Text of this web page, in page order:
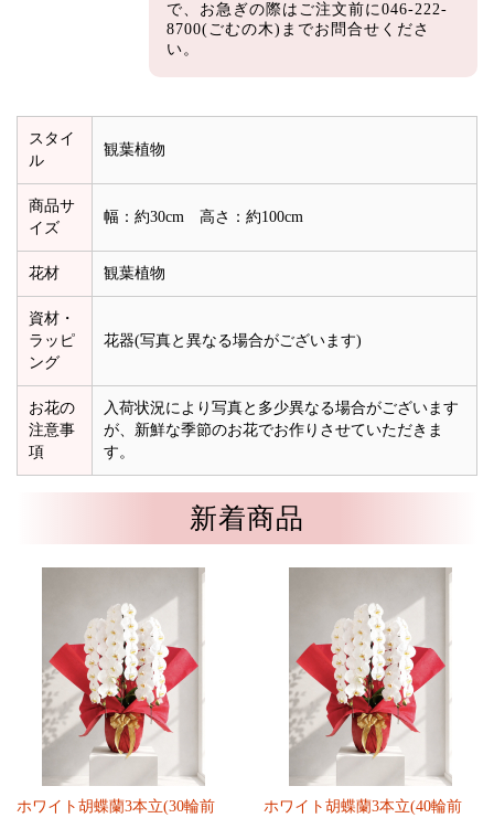
で、お急ぎの際はご注文前に046-222-
8700(ごむの木)までお問合せくださ
い。
スタイ
ル
観葉植物
商品サ
イズ
幅：約30cm 高さ：約100cm
花材 観葉植物
資材・
ラッピ
ング
花器(写真と異なる場合がございます)
お花の
注意事
項
入荷状況により写真と多少異なる場合がございます
が、新鮮な季節のお花でお作りさせていただきま
す。
新着商品
ホワイト胡蝶蘭3本立(30輪前
ホワイト胡蝶蘭3本立(40輪前